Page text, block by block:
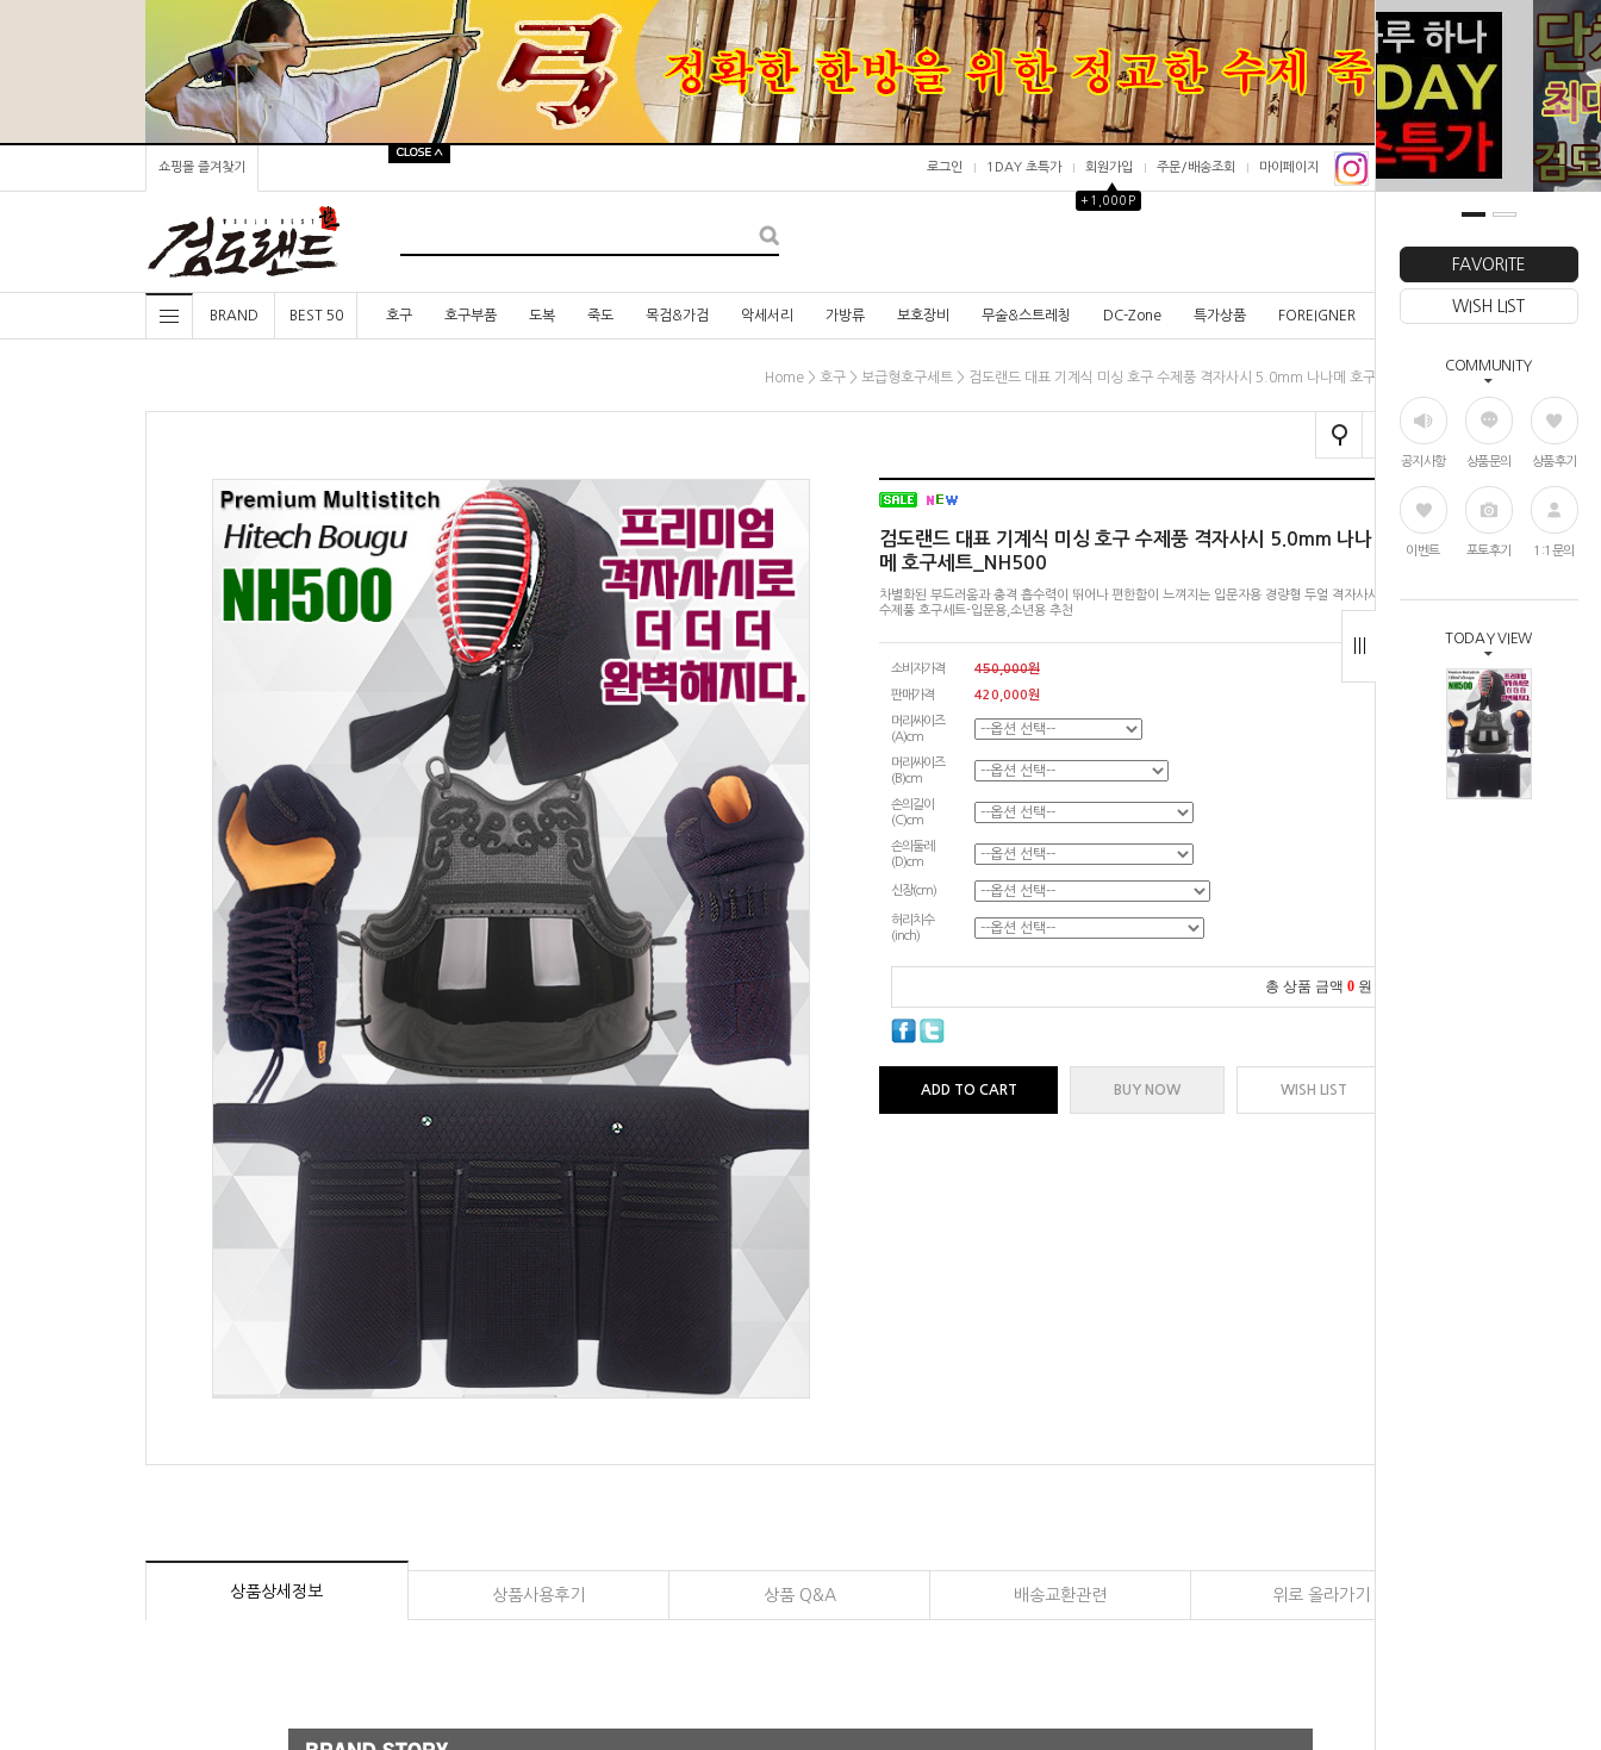
FAVORITE
WISH LIST
COMMUNITY
공지사항 상품문의 상품후기
이벤트 포토후기 1:1문의
TODAY VIEW
쇼핑몰 즐겨찾기 로그인 1DAY 초특가 회원가입
▲
+1,000P
주문/배송조회 마이페이지
BRAND BEST 50 호구 호구부품 도복 죽도 목검&가검 악세서리 가방류 보호장비 무술&스트레칭 DC-Zone 특가상품 FOREIGNER
Home > 호구 > 보급형호구세트 > 검도랜드 대표 기계식 미싱 호구 수제풍 격자사시 5.0mm 나나메 호구세트_NH500
검도랜드 대표 기계식 미싱 호구 수제풍 격자사시 5.0mm 나나
메 호구세트_NH500
차별화된 부드러움과 충격 흡수력이 뛰어나 편한함이 느껴지는 입문자용 경량형 두얼 격자사시
수제풍 호구세트-입문용,소년용 추천
소비자가격
450,000원
판매가격
420,000원
머리싸이즈
(A)cm
머리싸이즈
(B)cm
손의길이
(C)cm
손의둘레
(D)cm
신장(cm)
허리치수
(inch)
총 상품 금액 0 원
ADD TO CART BUY NOW WISH LIST
상품상세정보 상품사용후기 상품 Q&A 배송교환관련 위로 올라가기